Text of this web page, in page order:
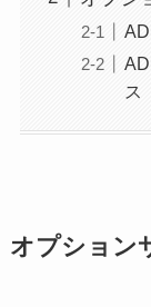
ス
オプション